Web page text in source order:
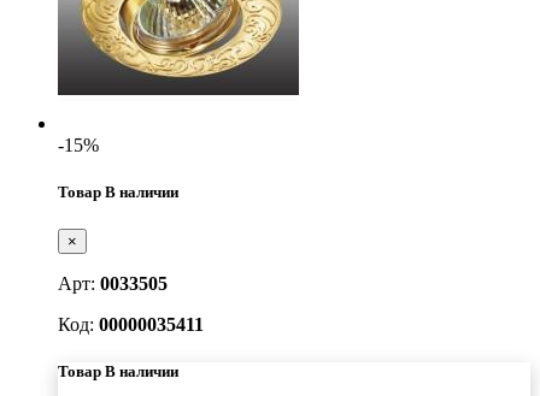
-15%
Товар В наличии
×
Арт: 0033505
Код: 00000035411
Товар В наличии